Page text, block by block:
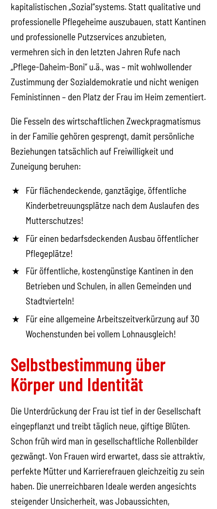
kapitalistischen „Sozial“systems. Statt qualitative und
professionelle Pflegeheime auszubauen, statt Kantinen
und professionelle Putzservices anzubieten,
vermehren sich in den letzten Jahren Rufe nach
„Pflege-Daheim-Boni“ u.ä., was – mit wohlwollender
Zustimmung der Sozialdemokratie und nicht wenigen
Feministinnen – den Platz der Frau im Heim zementiert.
Die Fesseln des wirtschaftlichen Zweckpragmatismus
in der Familie gehören gesprengt, damit persönliche
Beziehungen tatsächlich auf Freiwilligkeit und
Zuneigung beruhen:
Für flächendeckende, ganztägige, öffentliche
Kinderbetreuungsplätze nach dem Auslaufen des
Mutterschutzes!
Für einen bedarfsdeckenden Ausbau öffentlicher
Pflegeplätze!
Für öffentliche, kostengünstige Kantinen in den
Betrieben und Schulen, in allen Gemeinden und
Stadtvierteln!
Für eine allgemeine Arbeitszeitverkürzung auf 30
Wochenstunden bei vollem Lohnausgleich!
Selbstbestimmung über
Körper und Identität
Die Unterdrückung der Frau ist tief in der Gesellschaft
eingepflanzt und treibt täglich neue, giftige Blüten.
Schon früh wird man in gesellschaftliche Rollenbilder
gezwängt. Von Frauen wird erwartet, dass sie attraktiv,
perfekte Mütter und Karrierefrauen gleichzeitig zu sein
haben. Die unerreichbaren Ideale werden angesichts
steigender Unsicherheit, was Jobaussichten,